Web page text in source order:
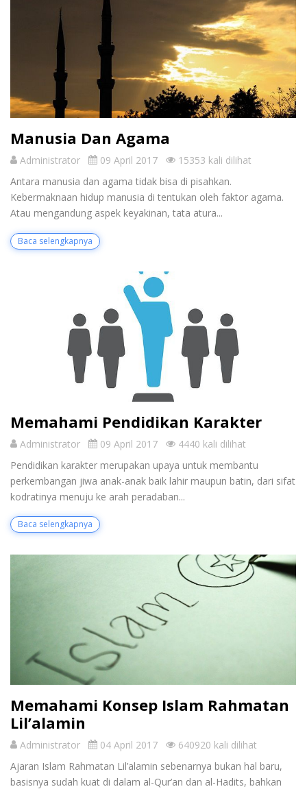
Manusia Dan Agama
Administrator 09 April 2017
15353 kali dilihat
Antara manusia dan agama tidak bisa di pisahkan.
Kebermaknaan hidup manusia di tentukan oleh faktor agama.
Atau mengandung aspek keyakinan, tata atura...
Baca selengkapnya
Memahami Pendidikan Karakter
Administrator 09 April 2017
4440 kali dilihat
Pendidikan karakter merupakan upaya untuk membantu
perkembangan jiwa anak-anak baik lahir maupun batin, dari sifat
kodratinya menuju ke arah peradaban...
Baca selengkapnya
Memahami Konsep Islam Rahmatan
Lil’alamin
Administrator 04 April 2017
640920 kali dilihat
Ajaran Islam Rahmatan Lil’alamin sebenarnya bu­kan hal baru,
basisnya sudah kuat di dalam al-Qur’an dan al-Hadits, bahkan